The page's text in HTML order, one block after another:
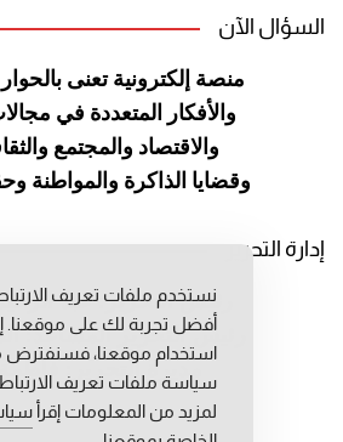
السؤال الآن
منصة إلكترونية تعنى
والأفكار المتعددة في
والاقتصاد والمجتمع
وقضايا الذاكرة والمواطنة
إدارة التحرير
رئيس التحرير: عبد
رئيس التحرير المساعد:
مديرة التحرير:
نستخدم ملفات تعريف
أفضل تجربة لك على موقعنا.
استخدام موقعنا، فسنفترض
سياسة ملفات تعريف الارتباط
لمزيد من المعلومات إقرأ